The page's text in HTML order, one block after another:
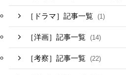
［ドラマ］記事一覧 (1)
［洋画］記事一覧 (14)
［考察］記事一覧 (22)